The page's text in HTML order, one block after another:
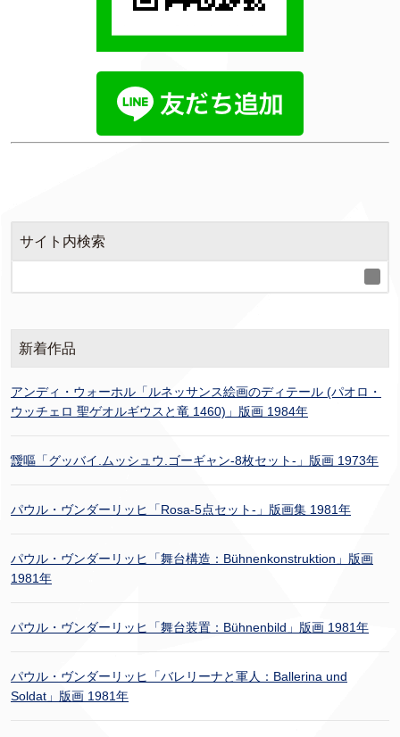
サイト内検索
新着作品
アンディ・ウォーホル「ルネッサンス絵画のディテール (パオロ・
ウッチェロ 聖ゲオルギウスと竜 1460)」版画 1984年
靉嘔「グッバイ.ムッシュウ.ゴーギャン-8枚セット-」版画 1973年
パウル・ヴンダーリッヒ「Rosa-5点セット-」版画集 1981年
パウル・ヴンダーリッヒ「舞台構造：Bühnenkonstruktion」版画
1981年
パウル・ヴンダーリッヒ「舞台装置：Bühnenbild」版画 1981年
パウル・ヴンダーリッヒ「バレリーナと軍人：Ballerina und
Soldat」版画 1981年